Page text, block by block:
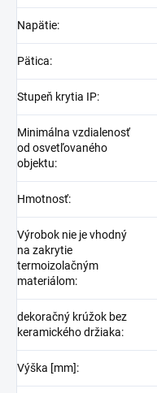
Napätie:
Pätica:
Stupeň krytia IP:
Minimálna vzdialenosť
od osvetľovaného
objektu:
Hmotnosť:
Výrobok nie je vhodný
na zakrytie
termoizolačným
materiálom:
dekoračný krúžok bez
keramického držiaka:
Výška [mm]: